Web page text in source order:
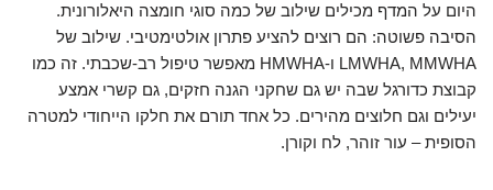
היום על המדף מכילים שילוב של כמה סוגי חומצה היאלורונית.
הסיבה פשוטה: הם רוצים להציע פתרון אולטימטיבי. שילוב של
LMWHA, MMWHA ו-HMWHA מאפשר טיפול רב-שכבתי. זה כמו
קבוצת כדורגל שבה יש גם שחקני הגנה חזקים, גם קשרי אמצע
יעילים וגם חלוצים מהירים. כל אחד תורם את חלקו הייחודי למטרה
הסופית – עור זוהר, לח וקורן.